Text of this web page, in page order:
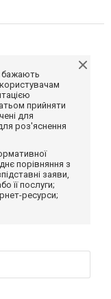
бажають
прийняти
для
роз'яснення
порівняння з
заяви,
її послуги;
ресурси;